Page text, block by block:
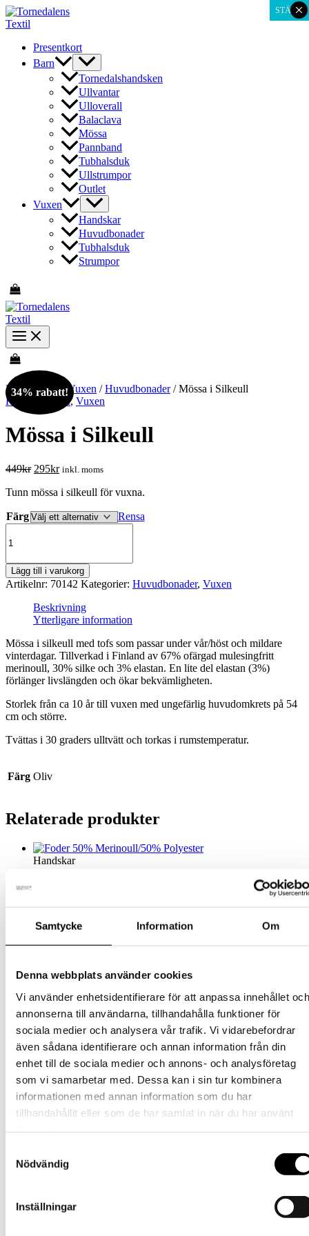
Samtycke Information Om
Denna webbplats använder cookies
Vi använder enhetsidentifierare för att anpassa innehållet och
annonserna till användarna, tillhandahålla funktioner för
sociala medier och analysera vår trafik. Vi vidarebefordrar
även sådana identifierare och annan information från din
enhet till de sociala medier och annons- och analysföretag
som vi samarbetar med. Dessa kan i sin tur kombinera
informationen med annan information som du har
tillhandahållit eller som de har samlat in när du har använt
Nödvändig
Inställningar
Hoppa
till
Presentkort
Barn
Tornedalshandsken
Ullvantar
Ulloverall
Balaclava
Mössa
Pannband
Tubhalsduk
Ullstrumpor
Outlet
Vuxen
Handskar
Huvudbonader
Tubhalsduk
Strumpor
34% rabatt!
Hem/ Butik/ Vuxen /Huvudbonader/ Mössa i Silkeull
Huvudbonader, Vuxen
Mössa i Silkeull
449kr Det
priset
449kr.
295krDet
priset
295kr.
inkl. moms
Tunn mössa i silkeull för vuxna.
Färg
Rensa
mängd
Lägg till i varukorg
Artikelnr: 70142 Kategorier: Huvudbonader, Vuxen
Beskrivning
Ytterligare information
Mössa i silkeull med tofs som passar under vår/höst och mildare
vinterdagar. Tillverkad i Finland av 67% ofärgad mulesingfritt
merinoull, 30% silke och 3% elastan. En lite del elastan (3%)
förlänger livslängden och ökar bekvämligheten.
Storlek från ca 10 år till vuxen med ungefärlig huvudomkrets på 54
cm och större.
Tvättas i 30 graders ulltvätt och torkas i rumstemperatur.
Färg Oliv
Relaterade produkter
Handskar
Foder 50% Merinoull/50% Polyester
239 inkl. moms Välj alternativ
här
produkten
varianter.
De
alternativen
kan
väljas
produktsidan
Handskar
Ullvante Vuxen Svart (100%
Merinoull)
219kr Välj alternativDen
här
produkten
flera
varianter.
De
olika
alternativen
kan
Handskar
Tumvantar Herr – Svart
895kr Välj alternativDen
här
Dubbel Merinoullvante Vuxen
STÄNG
×